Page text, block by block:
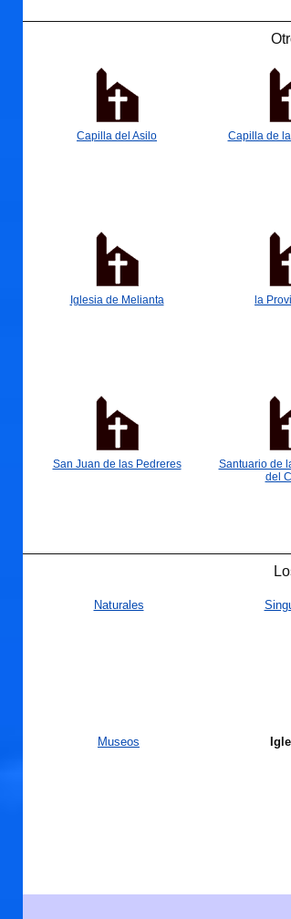
Capilla del Asilo Capilla de
Iglesia de Melianta la
San Juan de las Pedreres
Santuario de
del
Naturales
Museos